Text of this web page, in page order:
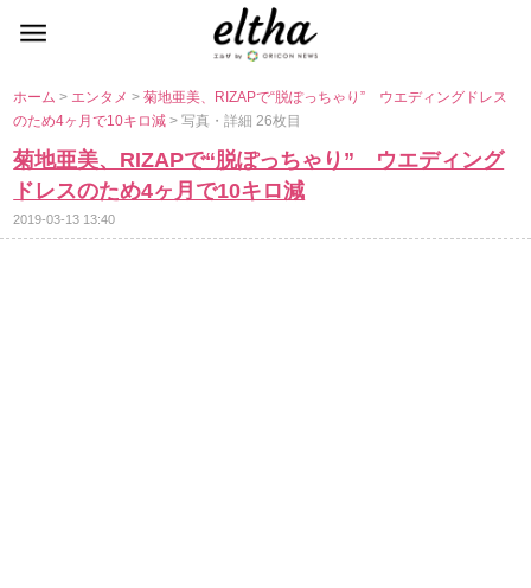
ホーム> エンタメ>菊地亜美、RIZAPで“脱ぽっちゃり” ウエディングドレス
のため4ヶ月で10キロ減> 写真・詳細 26枚目
菊地亜美、RIZAPで“脱ぽっちゃり” ウエディング
ドレスのため4ヶ月で10キロ減
2019-03-13 13:40